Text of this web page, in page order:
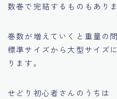
数巻で完結するものもありま
巻数が増えていくと重量の
標準サイズから大型サイズ
ります。
せどり初心者さんのうちは